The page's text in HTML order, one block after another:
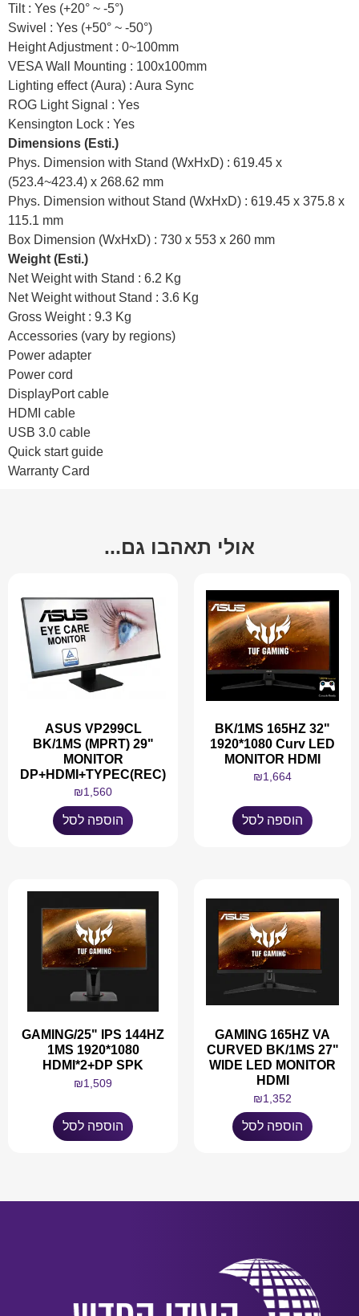
Tilt : Yes (+20° ~ -5°)
Swivel : Yes (+50° ~ -50°)
Height Adjustment : 0~100mm
VESA Wall Mounting : 100x100mm
Lighting effect (Aura) : Aura Sync
ROG Light Signal : Yes
Kensington Lock : Yes
Dimensions (Esti.)
Phys. Dimension with Stand (WxHxD) : 619.45 x
(523.4~423.4) x 268.62 mm
Phys. Dimension without Stand (WxHxD) : 619.45 x 375.8 x
115.1 mm
Box Dimension (WxHxD) : 730 x 553 x 260 mm
Weight (Esti.)
Net Weight with Stand : 6.2 Kg
Net Weight without Stand : 3.6 Kg
Gross Weight : 9.3 Kg
Accessories (vary by regions)
Power adapter
Power cord
DisplayPort cable
HDMI cable
USB 3.0 cable
Quick start guide
Warranty Card
אולי תאהבו גם...
BK/1MS 165HZ 32"
1920*1080 Curv LED
MONITOR HDMI
₪1,664
הוספה לסל
ASUS VP299CL
BK/1MS (MPRT) 29"
MONITOR
DP+HDMI+TYPEC(REC)
₪1,560
הוספה לסל
GAMING 165HZ VA
CURVED BK/1MS 27"
WIDE LED MONITOR
HDMI
₪1,352
הוספה לסל
GAMING/25" IPS 144HZ
1MS 1920*1080
HDMI*2+DP SPK
₪1,509
הוספה לסל